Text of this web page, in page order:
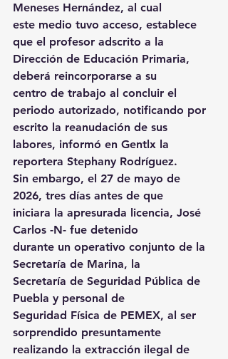
Meneses Hernández, al cual
este medio tuvo acceso, establece
que el profesor adscrito a la
Dirección de Educación Primaria,
deberá reincorporarse a su
centro de trabajo al concluir el
periodo autorizado, notificando por
escrito la reanudación de sus
labores, informó en Gentlx la
reportera Stephany Rodríguez.
Sin embargo, el 27 de mayo de
2026, tres días antes de que
iniciara la apresurada licencia, José
Carlos -N- fue detenido
durante un operativo conjunto de la
Secretaría de Marina, la
Secretaría de Seguridad Pública de
Puebla y personal de
Seguridad Física de PEMEX, al ser
sorprendido presuntamente
realizando la extracción ilegal de